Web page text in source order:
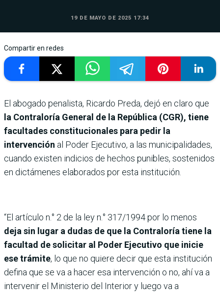
19 DE MAYO DE 2025 17:34
Compartir en redes
El abogado penalista, Ricardo Preda, dejó en claro que
la Contraloría General de la República (CGR), tiene
facultades constitucionales para pedir la
intervención al Poder Ejecutivo, a las municipalidades,
cuando existen indicios de hechos punibles, sostenidos
en dictámenes elaborados por esta institución.
“El artículo n.° 2 de la ley n.° 317/1994 por lo menos
deja sin lugar a dudas de que la Contraloría tiene la
facultad de solicitar al Poder Ejecutivo que inicie
ese trámite, lo que no quiere decir que esta institución
defina que se va a hacer esa intervención o no, ahí va a
intervenir el Ministerio del Interior y luego va a